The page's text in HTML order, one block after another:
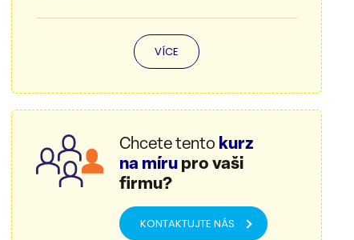
VÍCE
Chcete tento kurz
na mírupro vaši
firmu?
KONTAKTUJTE NÁS